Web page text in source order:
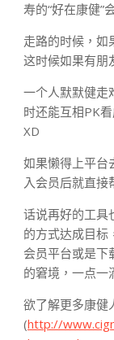
寿的“好在康健”
走路的时候，如
这时候如果有朋
一个人默默健走
时还能互相PK
XD
如果懒得上平台
入会员后就直接
话说再好的工具
的方式达成目标
会员平台或是下
的窘境，一点一
欲了解更多康健
(http://